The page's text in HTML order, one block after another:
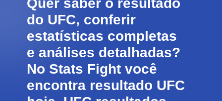
Quer saber o resultado
do UFC, conferir
estatísticas completas
e análises detalhadas?
No Stats Fight você
encontra resultado UFC